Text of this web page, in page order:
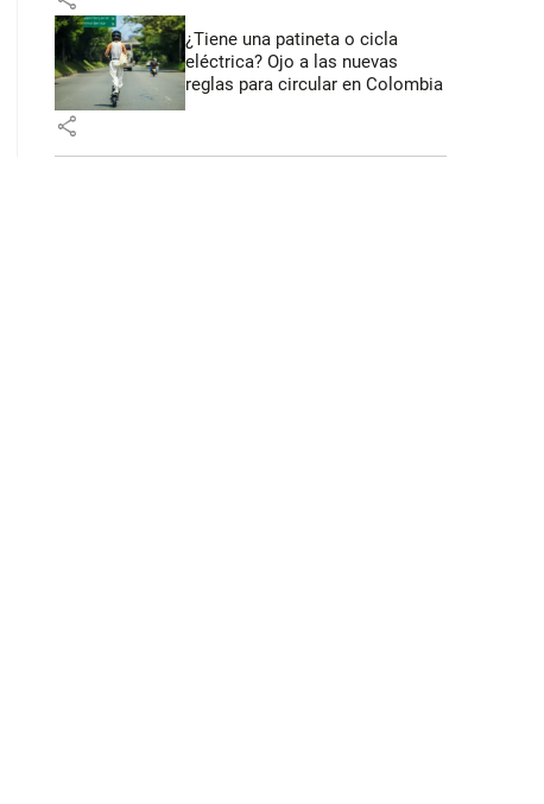
¿Tiene una patineta o cicla
eléctrica? Ojo a las nuevas
reglas para circular en Colombia
share